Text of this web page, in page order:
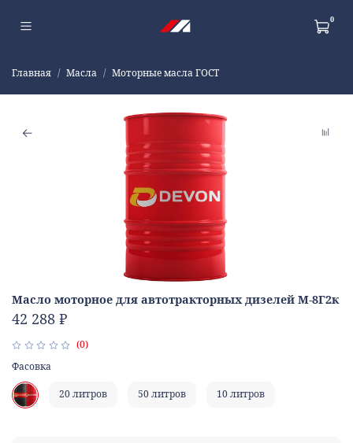
0
Главная Масла Моторные масла ГОСТ
(0)
Масло моторное для автотракторных дизелей М-8Г2к
42 288 ₽
Фасовка
20 литров 50 литров 10 литров